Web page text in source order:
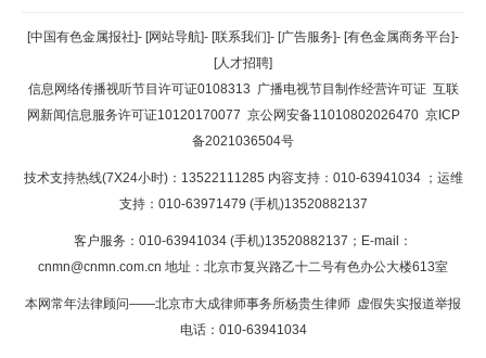
返回顶部
返回首页
[中国有色金属报社]- [网站导航]- [联系我们]- [广告服务]- [有色金属商务平台]-
[人才招聘]
信息网络传播视听节目许可证0108313 广播电视节目制作经营许可证 互联
网新闻信息服务许可证10120170077 京公网安备11010802026470 京ICP
备2021036504号
技术支持热线(7X24小时)：13522111285 内容支持：010-63941034 ；运维
支持：010-63971479 (手机)13520882137
客户服务：010-63941034 (手机)13520882137；E-mail：
cnmn@cnmn.com.cn 地址：北京市复兴路乙十二号有色办公大楼613室
本网常年法律顾问——北京市大成律师事务所杨贵生律师 虚假失实报道举报
电话：010-63941034